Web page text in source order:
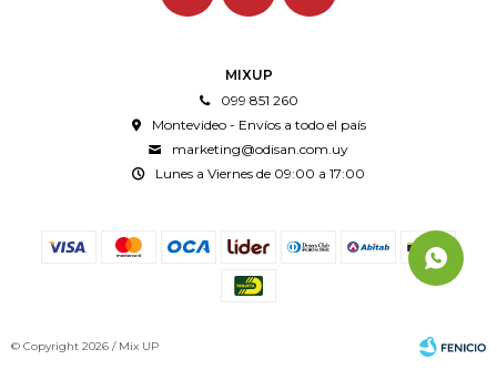
MIXUP
099 851 260
Montevideo - Envíos a todo el país
marketing@odisan.com.uy
Lunes a Viernes de 09:00 a 17:00
© Copyright 2026 / Mix UP